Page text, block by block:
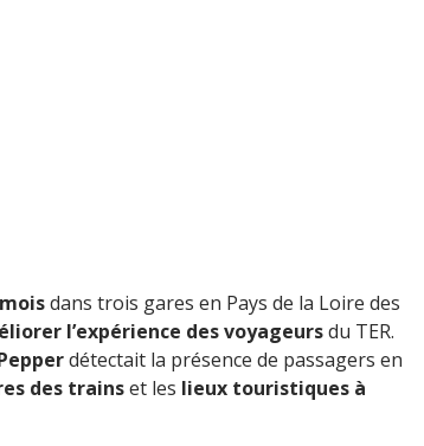
dans trois gares en Pays de la Loire des
l’expérience des voyageursdu TER.
détectait la présence de passagers en
des trainset les lieux touristiques à